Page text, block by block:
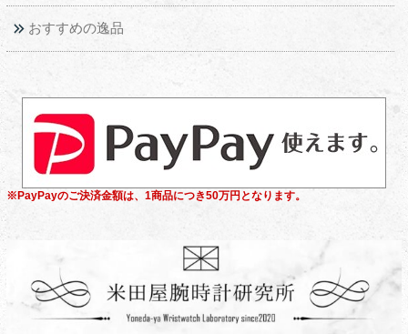
おすすめの逸品
※PayPayのご決済金額は、1商品につき50万円となります。